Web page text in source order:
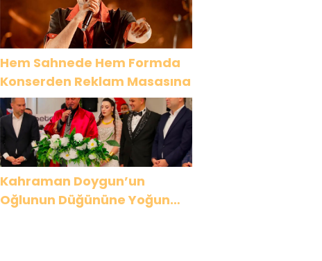
Hem Sahnede Hem Formda
Konserden Reklam Masasına
Kahraman Doygun’un
Oğlunun Düğününe Yoğun